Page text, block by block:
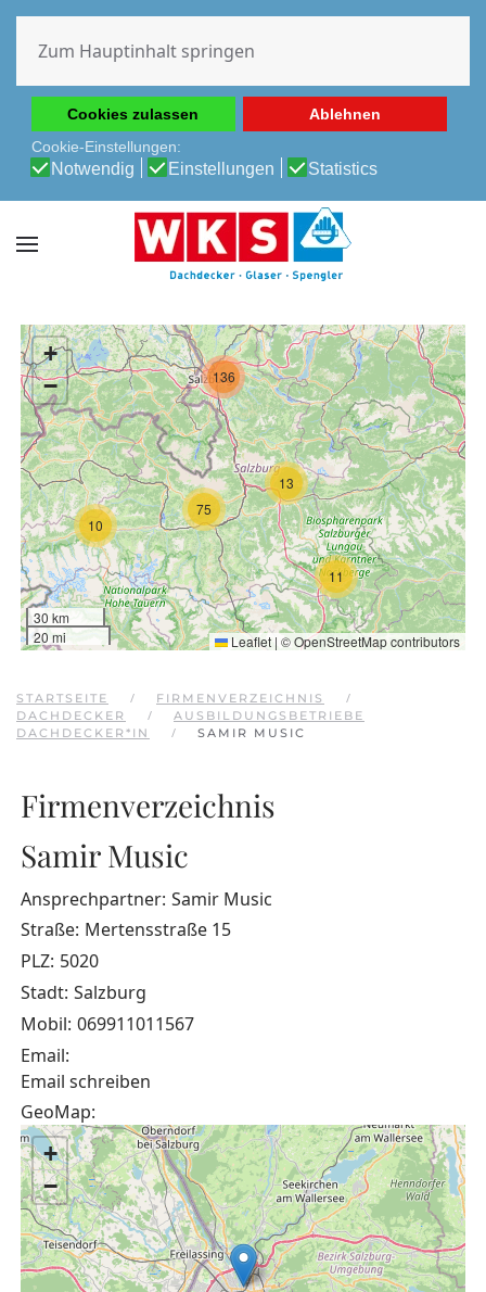
Erfahrung auf unserer Website zu ermöglichen.
Cookie-Richtlinie
Datenschutz-Bestimmungen
Cookies zulassen
Ablehnen
Cookie-Einstellungen:
Notwendig Einstellungen Statistics
Zum Hauptinhalt springen
10
11
13
75
136
+
−
30 km
20 mi
Leaflet | ©OpenStreetMapcontributors
STARTSEITE
FIRMENVERZEICHNIS
DACHDECKER
AUSBILDUNGSBETRIEBE
DACHDECKER*IN
SAMIR MUSIC
Firmenverzeichnis
Samir Music
Ansprechpartner: Samir Music
Straße: Mertensstraße 15
PLZ: 5020
Stadt: Salzburg
Mobil: 069911011567
Email:
Email schreiben
GeoMap:
+
−